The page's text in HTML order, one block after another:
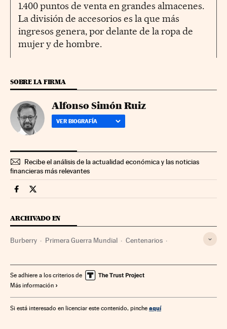
1.400 puntos de venta en grandes almacenes.
La división de accesorios es la que más
ingresos genera, por delante de la ropa de
mujer y de hombre.
SOBRE LA FIRMA
Alfonso Simón Ruiz
VER BIOGRAFÍA
Recibe el análisis de la actualidad económica y las noticias
financieras más relevantes
Fortunas Cinco Días en Facebook
Fortunas Cinco Días en Twitter
ARCHIVADO EN
Burberry Primera Guerra Mundial Centenarios
Europa occidental Confección Historia contemporánea
Conflictos Economía Industria Sociedad
Se adhiere a los criterios de
Más información
Si está interesado en licenciar este contenido, pinche aquí